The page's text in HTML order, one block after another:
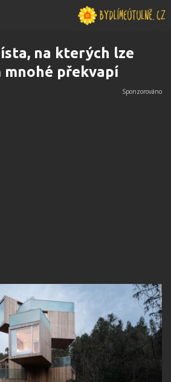
na kterých lze
mnohé překvapí